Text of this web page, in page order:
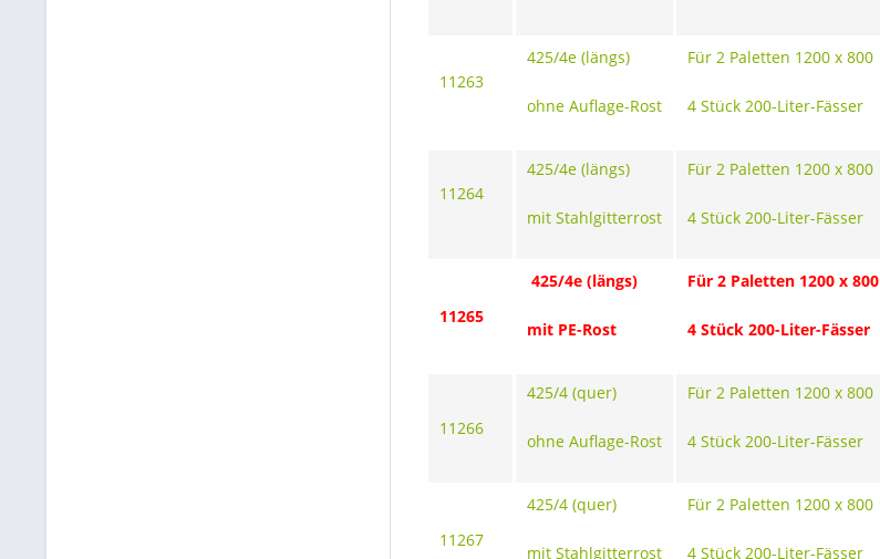
11263
425/4e (längs)
ohne Auflage-Rost
Für 2 Paletten 1200 x 800
4 Stück 200-Liter-Fässer
11264
425/4e (längs)
mit Stahlgitterrost
Für 2 Paletten 1200 x 800
4 Stück 200-Liter-Fässer
11265
425/4e (längs)
mit PE-Rost
Für 2 Paletten 1200 x 800
4 Stück 200-Liter-Fässer
11266
425/4 (quer)
ohne Auflage-Rost
Für 2 Paletten 1200 x 800
4 Stück 200-Liter-Fässer
11267
425/4 (quer)
mit Stahlgitterrost
Für 2 Paletten 1200 x 800
4 Stück 200-Liter-Fässer